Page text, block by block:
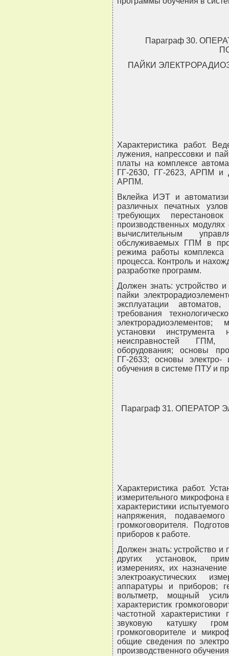
Параграф 30.
ПАЙКИ
Характеристика работ.
лужения, напрессовки и
платы на комплексе
ГГ-2630, ГГ-2623, АРПМ и
АРПМ.
Вклейка ИЭТ и
различных печатных
требующих
производственных
вычислительным
обслуживаемых ГПМ в
режима работы комплекса
процесса. Контроль и
разработке программ.
Должен знать: устройство
пайки
эксплуатации
требования
установки
неисправностей ГПМ,
оборудования; основы
ГГ-2633; основы
обучения в системе ПТУ и
Параграф 31.
Характеристика работ.
измерительного микрофона
характеристики
напряжения,
громкоговорителя.
приборов к работе.
Должен знать: устройство
других установок,
измерениях, их
электроакустических
аппаратуры и приборов;
вольтметр, мощный
характеристик
частотной
звуковую катушку
громкоговорителе и
общие сведения по
производственного